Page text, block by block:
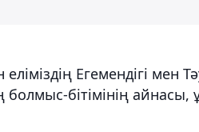
Егемендігі мен
бітімінің айнасы,